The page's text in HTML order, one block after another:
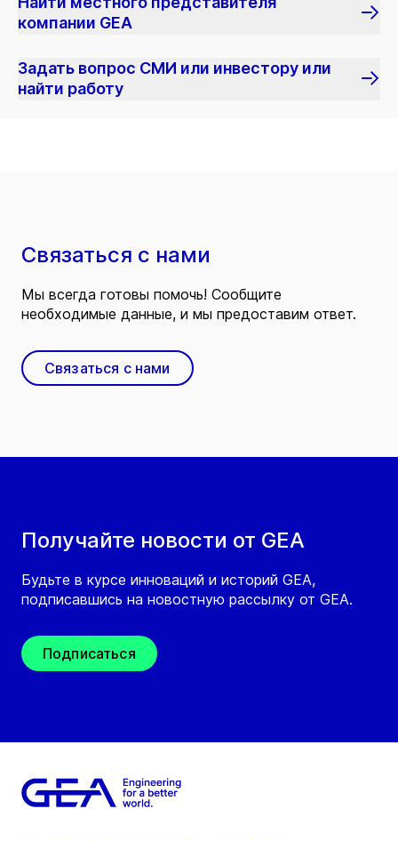
компании GEA
Задать вопрос СМИ или инвестору или
найти работу
Получайте новости от GEA
Будьте в курсе инноваций и историй GEA,
подписавшись на новостную рассылку от GEA.
Подписаться
Связаться с нами
Мы всегда готовы помочь! Сообщите
необходимые данные, и мы предоставим ответ.
Связаться с нами